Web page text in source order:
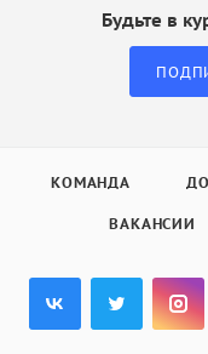
Будьте в
КОМАНДА
ВАКАНСИИ